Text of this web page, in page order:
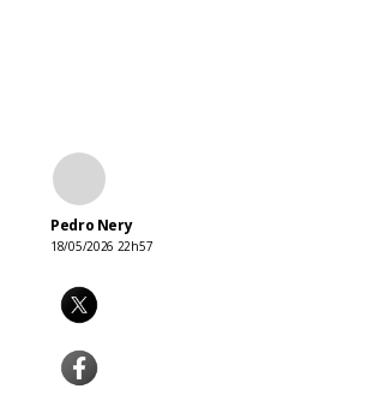
Pedro Nery
18/05/2026 22h57